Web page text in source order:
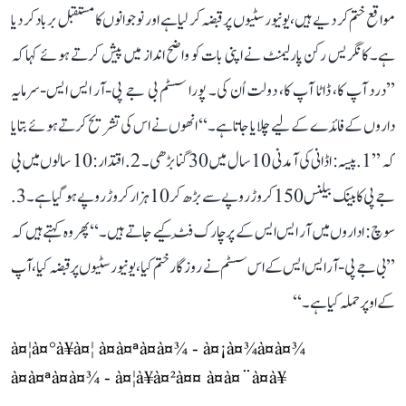
مواقع ختم کر دیے ہیں، یونیورسٹیوں پر قبضہ کر لیا ہے اور نوجوانوں کا مستقبل برباد کر دیا
ہے۔ کانگریس رکن پارلیمنٹ نے اپنی بات کو واضح انداز میں پیش کرتے ہوئے کہا کہ
’’درد آپ کا، ڈاٹا آپ کا، دولت اُن کی۔ پورا سسٹم بی جے پی-آر ایس ایس-سرمایہ
داروں کے فائدے کے لیے چلایا جاتا ہے۔‘‘ انھوں نے اس کی تشریح کرتے ہوئے بتایا
کہ ’’1. پیسہ: اڈانی کی آمدنی 10 سال میں 30 گنا بڑھی۔ 2. اقتدار: 10 سالوں میں بی
جے پی کا بینک بیلنس 150 کروڑ روپے سے بڑھ کر 10 ہزار کروڑ روپے ہو گیا ہے۔ 3.
سوچ: اداروں میں آر ایس ایس کے پرچارک فِٹ کیے جاتے ہیں۔‘‘ پھر وہ کہتے ہیں کہ
’’بی جے پی-آر ایس ایس کے اس سسٹم نے روزگار ختم کیا، یونیورسٹیوں پر قبضہ کیا، آپ
کے اوپر حملہ کیا ہے۔‘‘
à¤¦à¤°à¥à¤¦ à¤à¤ªà¤à¤¾ - à¤¡à¤¾à¤à¤¾
à¤à¤ªà¤à¤¾ - à¤¦à¥à¤²à¤¤ à¤à¤¨à¤à¥